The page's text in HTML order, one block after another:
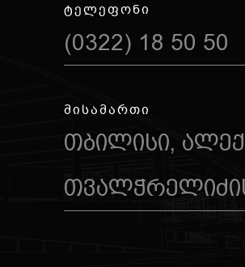
ᲢᲔᲚᲔᲤᲝᲜᲘ
(0322) 18 50 50
ᲛᲘᲡᲐᲛᲐᲠᲗᲘ
თბილისი,